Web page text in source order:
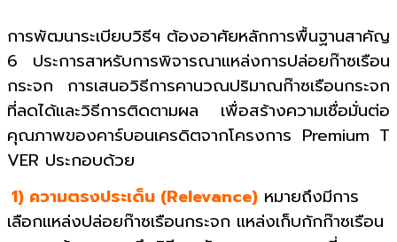
การพัฒนาระเบียบวิธีฯ ต้องอาศัยหลักการพื้นฐานสาคัญ
6 ประการสาหรับการพิจารณาแหล่งการปล่อยก๊าซเรือน
กระจก การเสนอวิธีการคานวณปริมาณก๊าซเรือนกระจก
ที่ลดได้และวิธีการติดตามผล เพื่อสร้างความเชื่อมั่นต่อ
คุณภาพของคาร์บอนเครดิตจากโครงการ Premium T
VER ประกอบด้วย
1) ความตรงประเด็น (Relevance) หมายถึงมีการ
เลือกแหล่งปล่อยก๊าซเรือนกระจก แหล่งเก็บกักก๊าซเรือน